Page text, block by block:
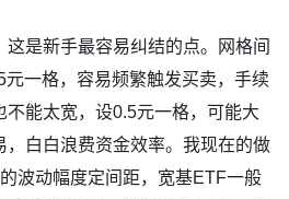
是新手最容易纠结的点。网格间
一格，容易频繁触发买卖，手续
不能太宽，设0.5元一格，可能大
，白白浪费资金效率。我现在的做
波动幅度定间距，宽基ETF一般